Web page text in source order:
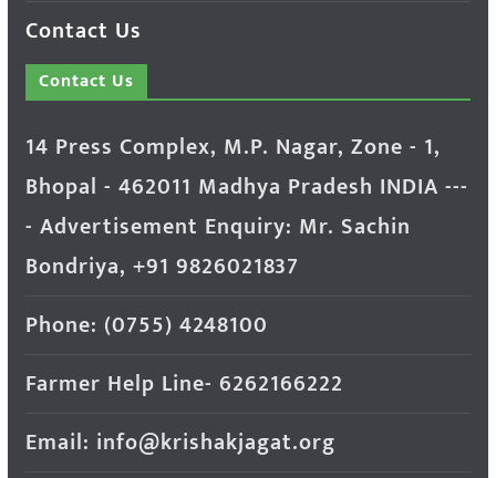
Contact Us
Contact Us
14 Press Complex, M.P. Nagar, Zone - 1,
Bhopal - 462011 Madhya Pradesh INDIA ---
- Advertisement Enquiry: Mr. Sachin
Bondriya, +91 9826021837
Phone: (0755) 4248100
Farmer Help Line- 6262166222
Email: info@krishakjagat.org